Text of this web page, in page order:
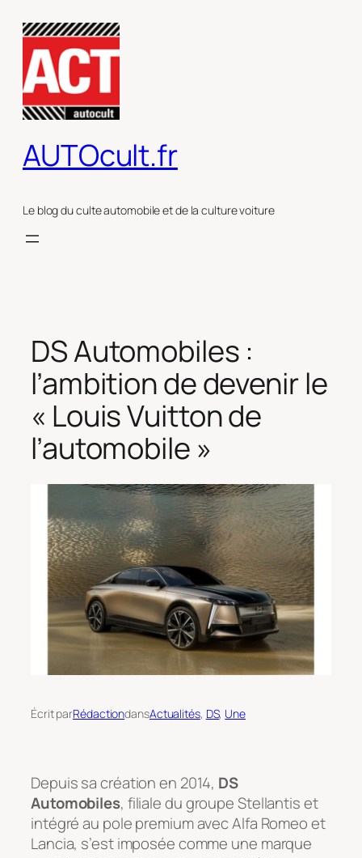
contenu
AUTOcult.fr
Le blog du culte automobile et de la culture voiture
DS Automobiles :
l’ambition de devenir le
« Louis Vuitton de
l’automobile »
Écrit parRédactiondansActualités, DS, Une
Depuis sa création en 2014, DS
Automobiles, filiale du groupe Stellantis et
intégré au pole premium avec Alfa Romeo et
Lancia, s’est imposée comme une marque